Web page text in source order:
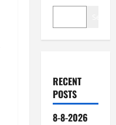
RECENT
POSTS
8-8-2026